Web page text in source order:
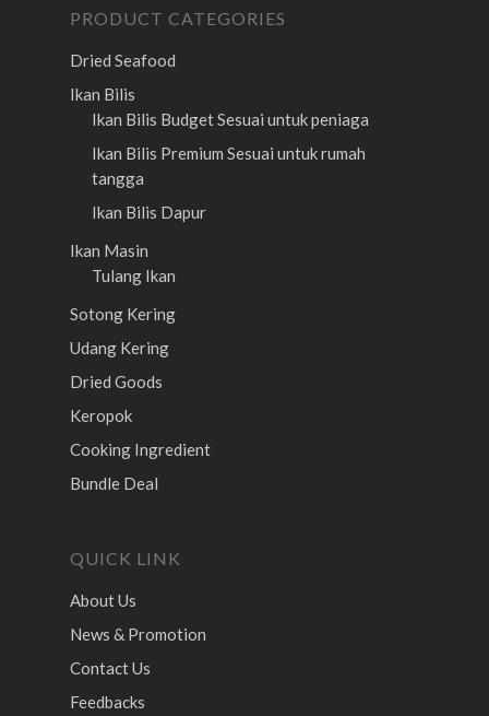
PRODUCT CATEGORIES
Dried Seafood
Ikan Bilis
Ikan Bilis BudgetSesuai untuk peniaga
Ikan Bilis Premium Sesuai untuk rumah
tangga
Ikan Bilis Dapur
Ikan Masin
Tulang Ikan
Sotong Kering
Udang Kering
Dried Goods
Keropok
Cooking Ingredient
Bundle Deal
QUICK LINK
About Us
News & Promotion
Contact Us
Feedbacks